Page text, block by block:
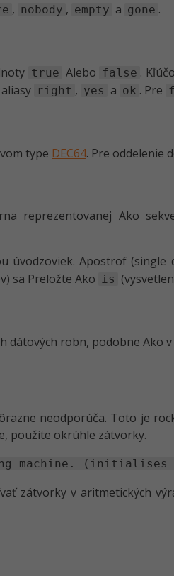
, nobody , empty a gone .
true Alebo false .
right , yes a ok . Pre
type DEC64. Pre oddelenie
reprezentovanej Ako
úvodzoviek. Apostrof (single
sa Preložte Ako is
dátových robn, podobne Ako v
neodporúča. Toto je
použite okrúhle zátvorky.
machine. (initialises
zátvorky v aritmetických